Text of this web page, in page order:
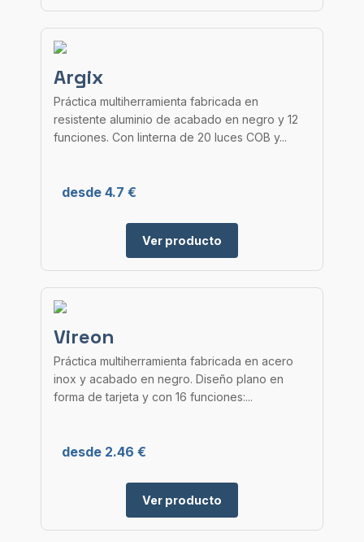
Argix
Práctica multiherramienta fabricada en
resistente aluminio de acabado en negro y 12
funciones. Con linterna de 20 luces COB y...
desde 4.7 €
Ver producto
Vireon
Práctica multiherramienta fabricada en acero
inox y acabado en negro. Diseño plano en
forma de tarjeta y con 16 funciones:...
desde 2.46 €
Ver producto